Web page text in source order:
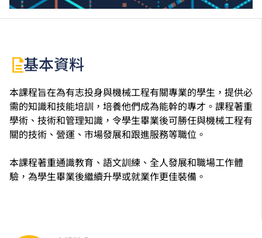
基本資料
本課程旨在為有志投身與機械工程有關專業的學生，提供必
需的知識和技能培訓，培養他們成為能幹的專才。課程著重
學術、技術和管理知識，令學生畢業後可勝任與機械工程有
關的技術、營運、市場發展和跟進服務等職位。
本課程著重通識教育、語文訓練、全人發展和職場工作體
驗，為學生畢業後繼續升學或就業作更佳裝備。